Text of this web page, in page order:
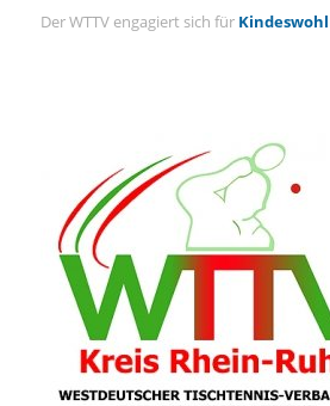
Der WTTV engagiert sich für